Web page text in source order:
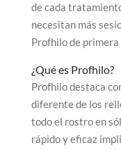
de cada
necesitan más
Profhilo de
¿Qué es Profhilo?
Profhilo destaca
diferente de los
todo el rostro en
rápido y eficaz